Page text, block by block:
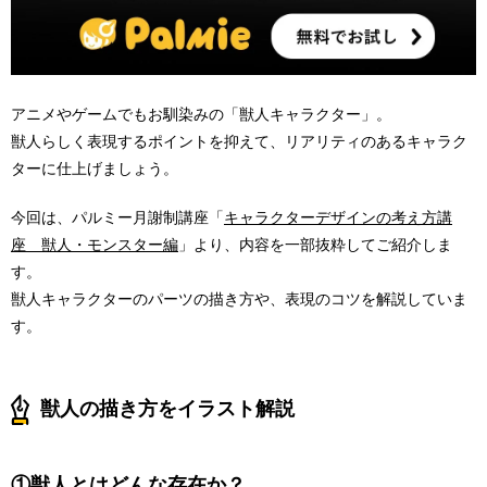
アニメやゲームでもお馴染みの「獣人キャラクター」。
獣人らしく表現するポイントを抑えて、リアリティのあるキャラク
ターに仕上げましょう。
今回は、パルミー月謝制講座「キャラクターデザインの考え方講
座 獣人・モンスター編 」より、内容を一部抜粋してご紹介しま
す。
獣人キャラクターのパーツの描き方や、表現のコツを解説していま
す。
獣人の描き方をイラスト解説